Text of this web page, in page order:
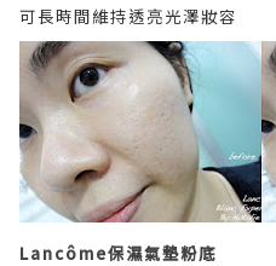
可長時間維持透亮光澤妝容
Lancôme保濕氣墊粉底